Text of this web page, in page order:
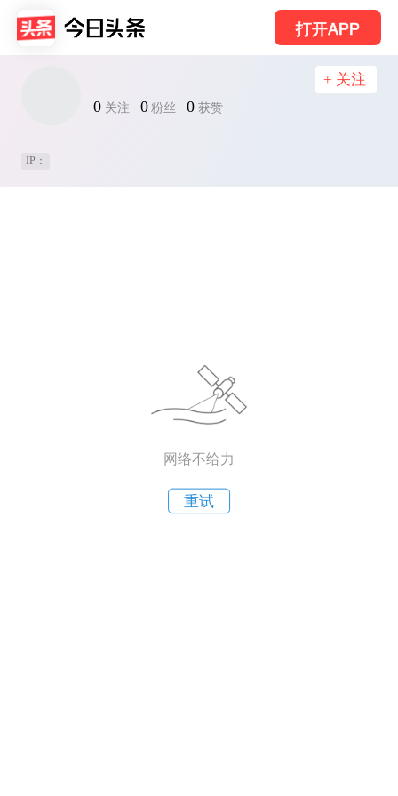
打开APP
0 关注 0 粉丝 0 获赞
+ 关注
IP：
网络不给力
重试